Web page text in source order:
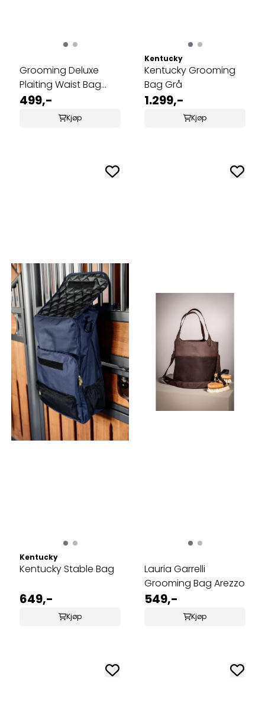
Grooming Deluxe
Plaiting Waist Bag
Canvas
499,-
Kjøp
Kentucky
Kentucky Grooming
Bag Grå
1.299,-
Kjøp
Kentucky
Kentucky Stable Bag
649,-
Kjøp
Lauria Garrelli
Grooming Bag Arezzo
549,-
Kjøp